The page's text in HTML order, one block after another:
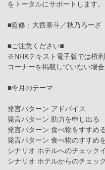
をトータルにサポートします。
■監修：大西泰斗／秋乃ろーざ
■ご注意ください■
※NHKテキスト電子版では権
コーナーを掲載していない場
■今月のテーマ
発言パターン アドバイス
発言パターン 助力を申し出る
発言パターン 食べ物をすすめる
発言パターン 食べ物のすすめ
シナリオ ホテルへのチェック
シナリオ ホテルからのチェッ